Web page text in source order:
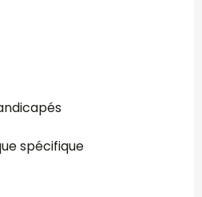
spécifique